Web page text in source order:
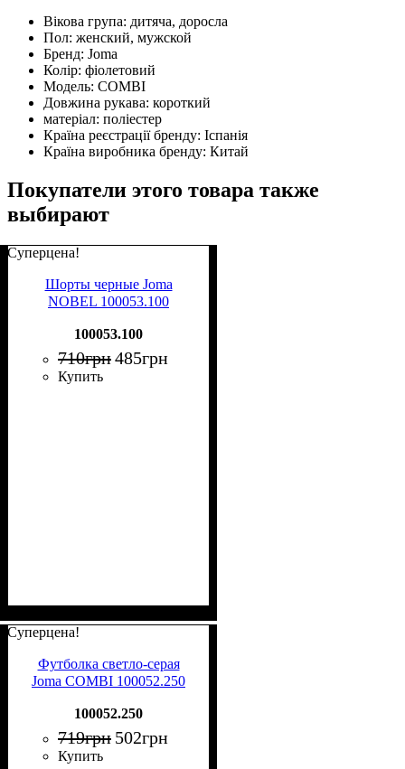
Вікова група: дитяча, доросла
Пол: женский, мужской
Бренд: Joma
Колір: фіолетовий
Модель: COMBI
Довжина рукава: короткий
матеріал: поліестер
Країна реєстрації бренду: Іспанія
Країна виробника бренду: Китай
Покупатели этого товара также
выбирают
Суперцена!
Шорты черные Joma
NOBEL 100053.100
100053.100
710грн485грн
Купить
Суперцена!
Футболка светло-серая
Joma COMBI 100052.250
100052.250
719грн 502грн
Купить